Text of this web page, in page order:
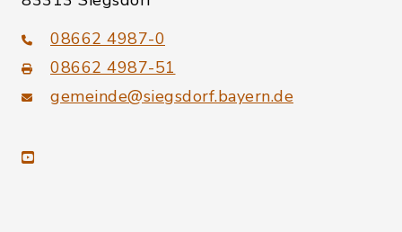
08662 4987-0
08662 4987-51
gemeinde@siegsdorf.bayern.de
youtube